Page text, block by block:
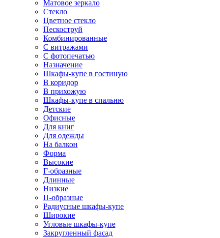
Матовое зеркало
Стекло
Цветное стекло
Пескоструй
Комбинированные
С витражами
С фотопечатью
Назначение
Шкафы-купе в гостиную
В коридор
В прихожую
Шкафы-купе в спальню
Детские
Офисные
Для книг
Для одежды
На балкон
Форма
Высокие
Г-образные
Длинные
Низкие
П-образные
Радиусные шкафы-купе
Широкие
Угловые шкафы-купе
Закругленный фасад